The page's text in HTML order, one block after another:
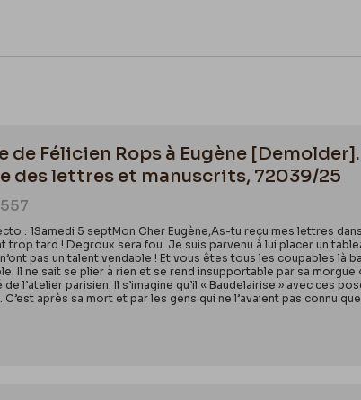
de Félicien Rops à Eugène
des lettres et manuscrits, 72039/25
: 1Samedi 5 septMon Cher Eugène,As-tu reçu mes lettres
trop tard ! Degroux sera fou. Je suis parvenu à lui placer un
pas un talent vendable ! Et vous êtes tous les coupables là
Il ne sait se plier à rien et se rend insupportable par sa
de l’atelier parisien. Il s’imagine qu’il « Baudelairise » avec ces
C’est après sa mort et par les gens qui ne l’avaient pas connu